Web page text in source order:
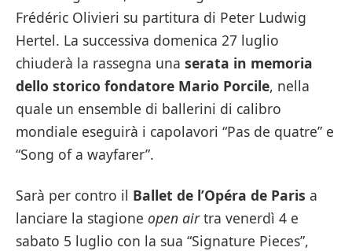
Frédéric Olivieri su partitura di Peter Ludwig
Hertel. La successiva domenica 27 luglio
chiuderà la rassegna una serata in memoria
dello storico fondatore Mario Porcile, nella
quale un ensemble di ballerini di calibro
mondiale eseguirà i capolavori “Pas de quatre” e
“Song of a wayfarer”.
Sarà per contro il Ballet de l’Opéra de Paris a
lanciare la stagione open airtra venerdì 4 e
sabato 5 luglio con la sua “Signature Pieces”,